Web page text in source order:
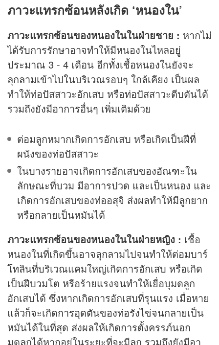
ภาวะแทรกซ้อนหลังเกิด ‘หนองใน’
ภาวะแทรกซ้อนของหนองในในฝ่ายชาย : หากไม่
ได้รับการรักษาอาจทำให้มีหนองในไหลอยู่
ประมาณ 3 - 4 เดือน อีกทั้งเชื้อหนองในยังจะ
ลุกลามเข้าไปในบริเวณรอบๆ ใกล้เคียง เป็นผล
ทำให้ท่อปัสสาวะอักเสบ หรือท่อปัสสาวะตีบตันได้
รวมถึงยังมีอาการอื่นๆ เพิ่มเติมด้วย
ต่อมลูกหมากเกิดการอักเสบ หรือเกิดเป็นฝีที่
ผนังของท่อปัสสาวะ
ในบางรายอาจเกิดการอักเสบของอัณฑะใน
ลักษณะที่บวม มีอาการปวด และเป็นหนอง และ
เกิดการอักเสบของท่ออสุจิ ส่งผลทำให้มีลูกยาก
หรือกลายเป็นหมันได้
ภาวะแทรกซ้อนของหนองในในฝ่ายหญิง : เชื้อ
หนองในที่เกิดขึ้นอาจลุกลามไปจนทำให้ต่อมบาร์
โทลินที่บริเวณแคมใหญ่เกิดการอักเสบ หรือเกิด
เป็นฝีบวมโต หรือร้ายแรงจนทำให้เยื่อบุมดลูก
อักเสบได้ ซึ่งหากเกิดการอักเสบที่รุนแรง เมื่อหาย
แล้วก็จะเกิดการอุดตันของท่อรังไข่จนกลายเป็น
หมันได้ในที่สุด ส่งผลให้เกิดการตั้งครรภ์นอก
มดลูกได้หากอยู่ในระยะที่จะมีลูก รวมถึงยังมีอา